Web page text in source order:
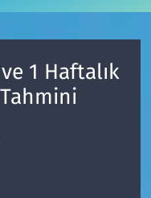
1 Haftalık
Fikstür